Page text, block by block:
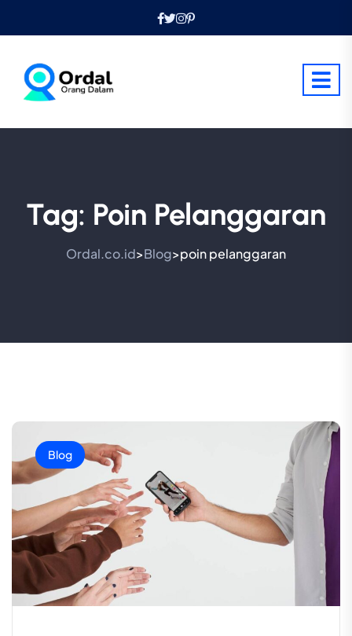
Tag: Poin Pelanggaran
Ordal.co.id>Blog>poin pelanggaran
Blog